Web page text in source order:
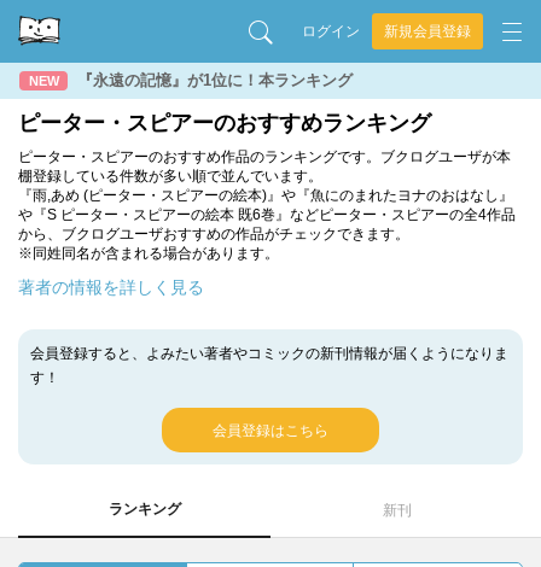
ログイン 新規会員登録
NEW 『永遠の記憶』が1位に！本ランキング
ピーター・スピアーのおすすめランキング
ピーター・スピアーのおすすめ作品のランキングです。ブクログユーザが本
棚登録している件数が多い順で並んでいます。
『雨,あめ (ピーター・スピアーの絵本)』や『魚にのまれたヨナのおはなし』
や『S ピーター・スピアーの絵本 既6巻』などピーター・スピアーの全4作品
から、ブクログユーザおすすめの作品がチェックできます。
※同姓同名が含まれる場合があります。
著者の情報を詳しく見る
会員登録すると、よみたい著者やコミックの新刊情報が届くようになりま
す！
会員登録はこちら
ランキング 新刊